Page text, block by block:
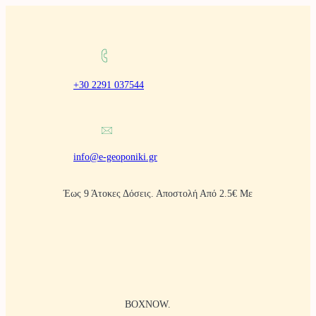
+30 2291 037544
info@e-geoponiki.gr
Έως 9 Άτοκες Δόσεις. Αποστολή Από 2.5€ Με
BOXNOW.